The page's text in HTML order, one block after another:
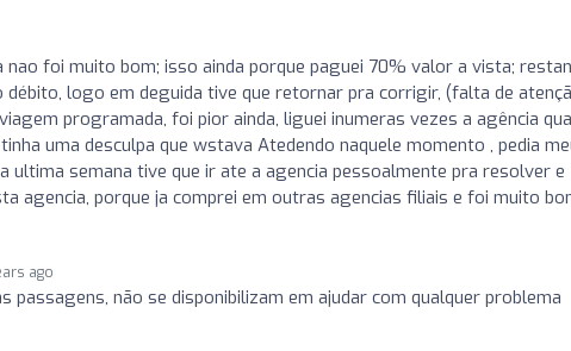
nao foi muito bom; isso ainda porque paguei 70% valor a vista;
débito, logo em deguida tive que retornar pra corrigir, (falta de
programada, foi pior ainda, liguei inumeras vezes a agência
uma desculpa que wstava Atedendo naquele momento , pedia
ultima semana tive que ir ate a agencia pessoalmente pra resolver e
agencia, porque ja comprei em outras agencias filiais e foi muito
ago
passagens, não se disponibilizam em ajudar com qualquer problema